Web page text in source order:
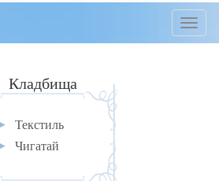
Кладбища
Текстиль
Чигатай